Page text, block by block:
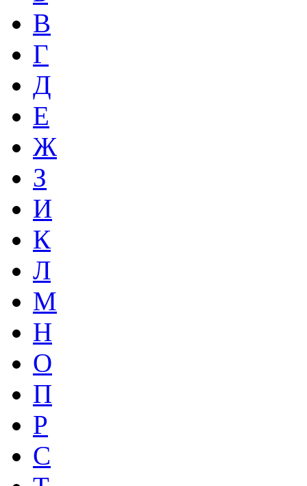
В
Г
Д
Е
Ж
З
И
К
Л
М
Н
О
П
Р
С